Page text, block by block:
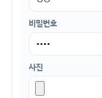
비밀번호
사진